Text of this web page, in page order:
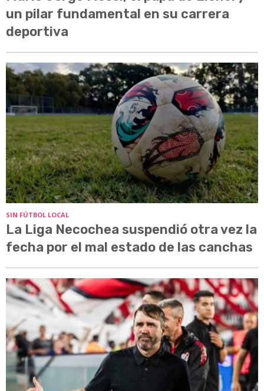
un pilar fundamental en su carrera
deportiva
SIN FÚTBOL LOCAL
La Liga Necochea suspendió otra vez la
fecha por el mal estado de las canchas